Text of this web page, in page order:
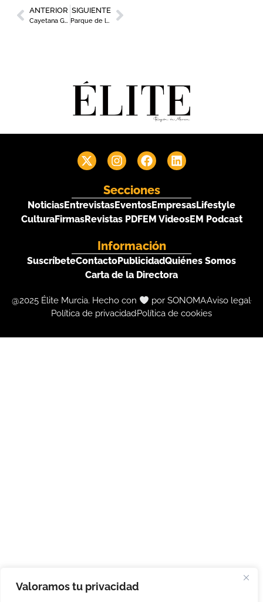
Valoramos tu privacidad
ANTERIOR
Cayetana Guillén acude a ‘Mares de papel’ en Mazarrón para hacer un repaso a su carrera artística y televisiva
SIGUIENTE
Parque de la Marquesa: un lugar exclusivo para celebrar tus eventos
Secciones
NoticiasEntrevistasEventosEmpresasLifestyle
CulturaFirmasRevistas PDFEM VideosEM Podcast
Información
SuscríbeteContactoPublicidadQuiénes Somos
Carta de la Directora
@2025 Élite Murcia. Hecho con por SONOMAAviso legal
Política de privacidadPolítica de cookies